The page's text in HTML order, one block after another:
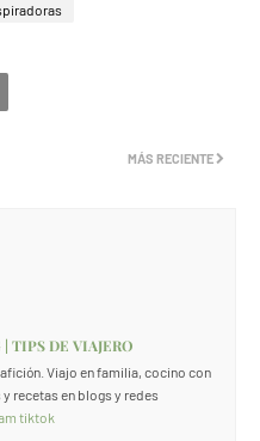
MÁS RECIENTE
TIPS DE VIAJERO
Viajo en familia, cocino con
recetas en blogs y redes
tiktok